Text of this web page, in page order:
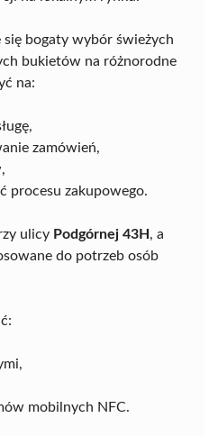
bogaty wybór świeżych
bukietów na różnorodne
na:
zamówień,
procesu zakupowego.
ulicy Podgórnej 43H , a
do potrzeb osób
mobilnych NFC.